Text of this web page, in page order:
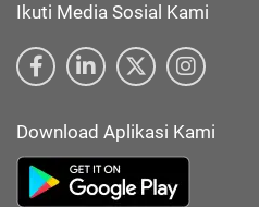
Ikuti Media Sosial Kami
Download Aplikasi Kami